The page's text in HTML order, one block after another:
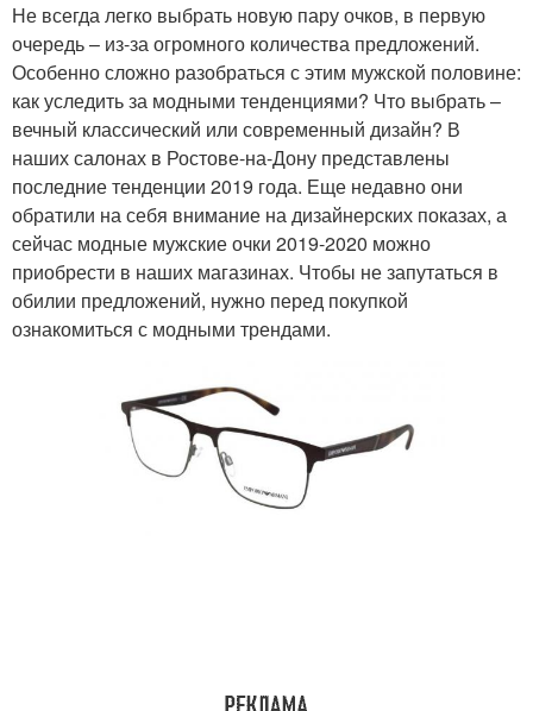
Не всегда легко выбрать новую пару очков, в первую
очередь – из-за огромного количества предложений.
Особенно сложно разобраться с этим мужской половине:
как уследить за модными тенденциями? Что выбрать –
вечный классический или современный дизайн? В
наших салонах в Ростове-на-Дону представлены
последние тенденции 2019 года. Еще недавно они
обратили на себя внимание на дизайнерских показах, а
сейчас модные мужские очки 2019-2020 можно
приобрести в наших магазинах. Чтобы не запутаться в
обилии предложений, нужно перед покупкой
ознакомиться с модными трендами.